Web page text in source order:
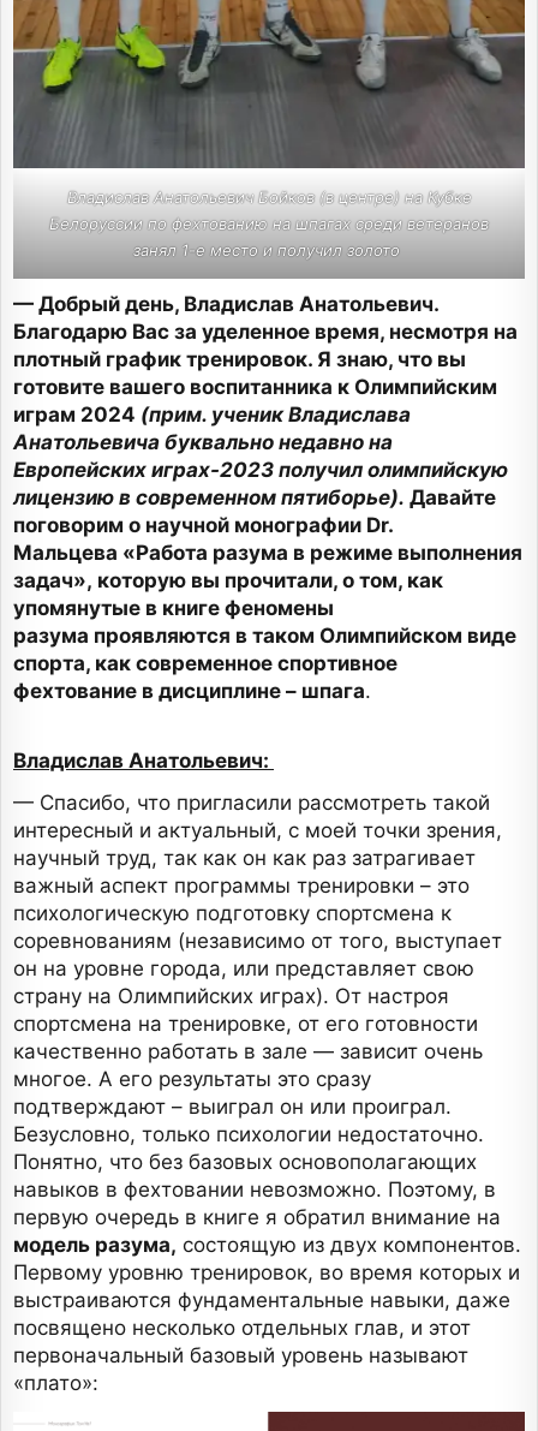
Владислав Анатольевич Бойков (в центре) на Кубке
Белоруссии по фехтованию на шпагах среди ветеранов
занял 1-е место и получил золото
— Добрый день, Владислав Анатольевич.
Благодарю Вас за уделенное время, несмотря на
плотный график тренировок. Я знаю, что вы
готовите вашего воспитанника к Олимпийским
играм 2024 (прим. ученик Владислава
Анатольевича буквально недавно на
Европейских играх-2023 получил олимпийскую
лицензию в современном пятиборье). Давайте
поговорим о научной монографии Dr.
Мальцева «Работа разума в режиме выполнения
задач», которую вы прочитали, о том, как
упомянутые в книге феномены
разума проявляются в таком Олимпийском виде
спорта, как современное спортивное
фехтование в дисциплине – шпага.
Владислав Анатольевич:
— Спасибо, что пригласили рассмотреть такой
интересный и актуальный, с моей точки зрения,
научный труд, так как он как раз затрагивает
важный аспект программы тренировки – это
психологическую подготовку спортсмена к
соревнованиям (независимо от того, выступает
он на уровне города, или представляет свою
страну на Олимпийских играх). От настроя
спортсмена на тренировке, от его готовности
качественно работать в зале — зависит очень
многое. А его результаты это сразу
подтверждают – выиграл он или проиграл.
Безусловно, только психологии недостаточно.
Понятно, что без базовых основополагающих
навыков в фехтовании невозможно. Поэтому, в
первую очередь в книге я обратил внимание на
модель разума, состоящую из двух компонентов.
Первому уровню тренировок, во время которых и
выстраиваются фундаментальные навыки, даже
посвящено несколько отдельных глав, и этот
первоначальный базовый уровень называют
«плато»: